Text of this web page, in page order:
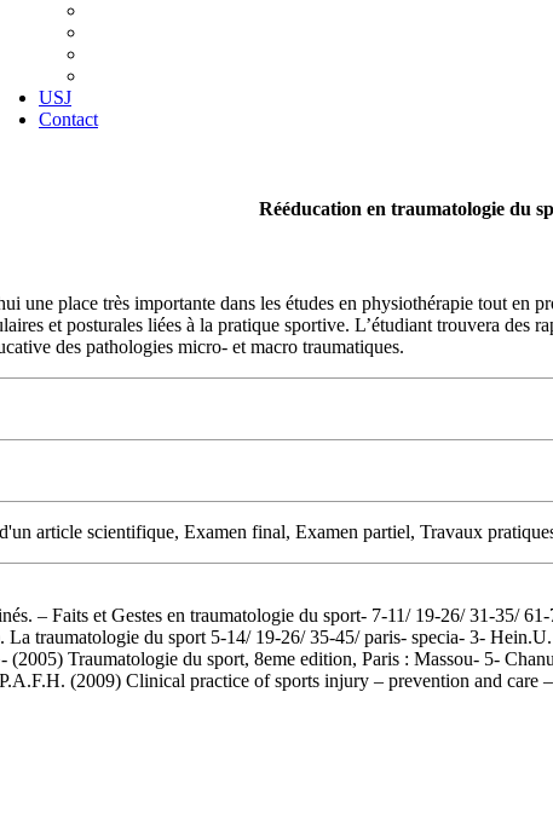
USJ
Contact
Rééducation en traumatologie du
une place très importante dans les études en physiothérapie tout en
et posturales liées à la pratique sportive. L’étudiant trouvera des
des pathologies micro- et macro traumatiques.
article scientifique, Examen final, Examen partiel, Travaux
– Faits et Gestes en traumatologie du sport- 7-11/ 19-26/ 31-35/
traumatologie du sport 5-14/ 19-26/ 35-45/ paris- specia- 3-
Traumatologie du sport, 8eme edition, Paris : Massou- 5-
(2009) Clinical practice of sports injury – prevention and